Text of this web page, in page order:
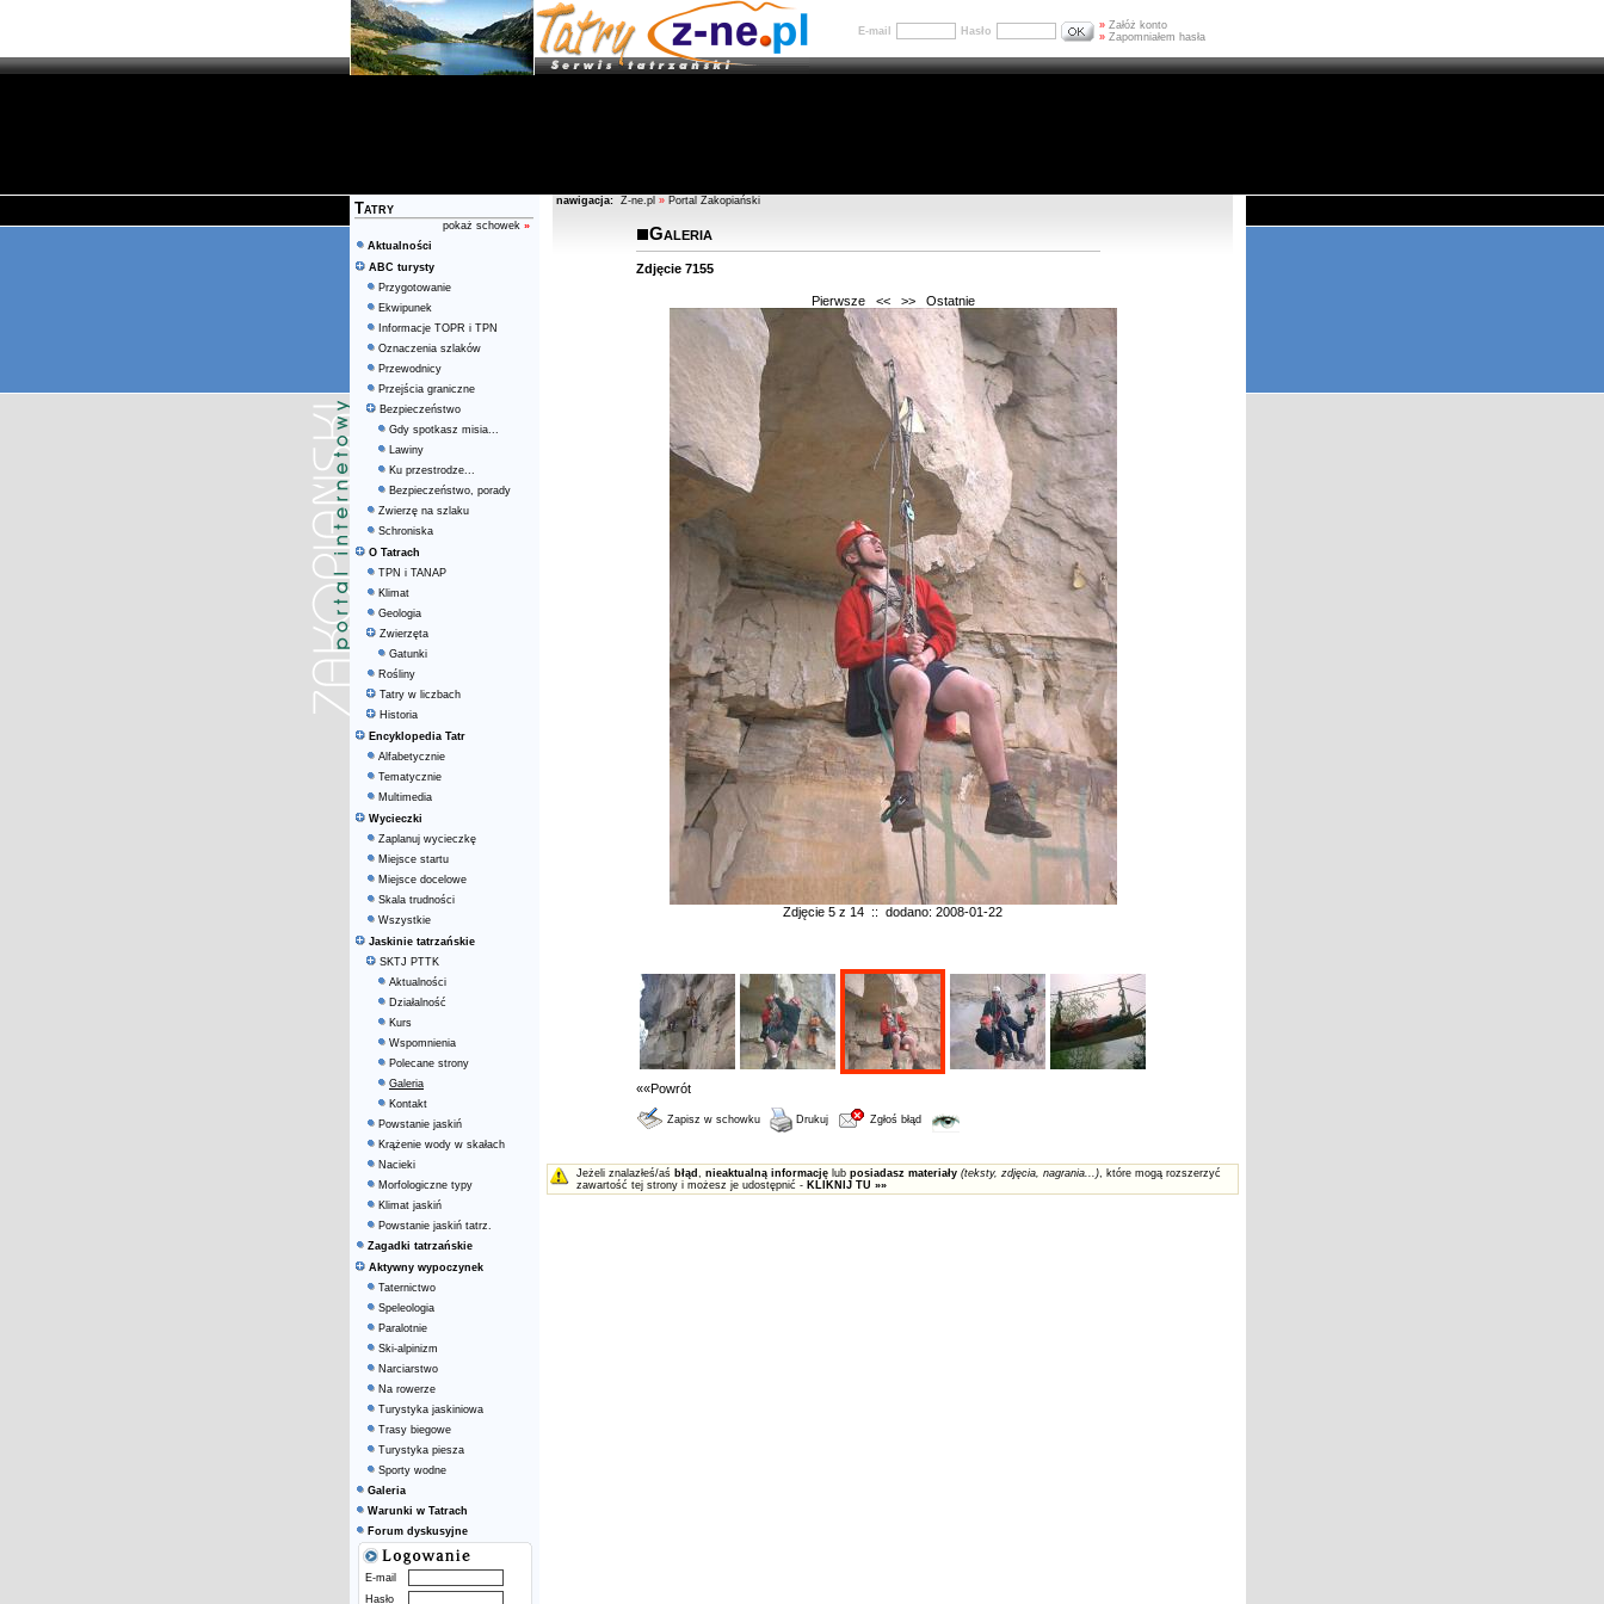
E-mail Hasło » Załóż konto
» Zapomniałem hasła
Tatry
pokaż schowek »
Aktualności
ABC turysty
Przygotowanie
Ekwipunek
Informacje TOPR i TPN
Oznaczenia szlaków
Przewodnicy
Przejścia graniczne
Bezpieczeństwo
Gdy spotkasz misia...
Lawiny
Ku przestrodze...
Bezpieczeństwo, porady
Zwierzę na szlaku
Schroniska
O Tatrach
TPN i TANAP
Klimat
Geologia
Zwierzęta
Gatunki
Rośliny
Tatry w liczbach
Historia
Encyklopedia Tatr
Alfabetycznie
Tematycznie
Multimedia
Wycieczki
Zaplanuj wycieczkę
Miejsce startu
Miejsce docelowe
Skala trudności
Wszystkie
Jaskinie tatrzańskie
SKTJ PTTK
Aktualności
Działalność
Kurs
Wspomnienia
Polecane strony
Galeria
Kontakt
Powstanie jaskiń
Krążenie wody w skałach
Nacieki
Morfologiczne typy
Klimat jaskiń
Powstanie jaskiń tatrz.
Zagadki tatrzańskie
Aktywny wypoczynek
Taternictwo
Speleologia
Paralotnie
Ski-alpinizm
Narciarstwo
Na rowerze
Turystyka jaskiniowa
Trasy biegowe
Turystyka piesza
Sporty wodne
Galeria
Warunki w Tatrach
Forum dyskusyjne
E-mail
Hasło
nawigacja: Z-ne.pl » Portal Zakopiański
Galeria
Zdjęcie 7155
Pierwsze << >> Ostatnie
Zdjęcie 5 z 14 :: dodano: 2008-01-22
««Powrót
Zapisz w schowku Drukuj Zgłoś błąd
Jeżeli znalazłeś/aś błąd , nieaktualną informację lub posiadasz materiały (teksty, zdjęcia, nagrania...), które mogą rozszerzyć
zawartość tej strony i możesz je udostępnić - KLIKNIJ TU »»